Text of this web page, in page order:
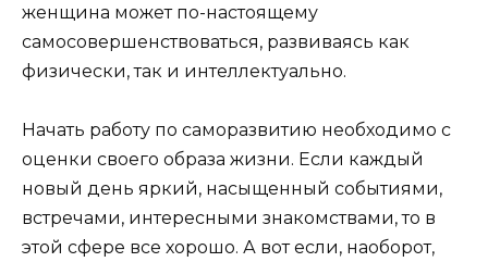
женщина может по-настоящему
самосовершенствоваться, развиваясь как
физически, так и интеллектуально.
Начать работу по саморазвитию необходимо с
оценки своего образа жизни. Если каждый
новый день яркий, насыщенный событиями,
встречами, интересными знакомствами, то в
этой сфере все хорошо. А вот если, наоборот,